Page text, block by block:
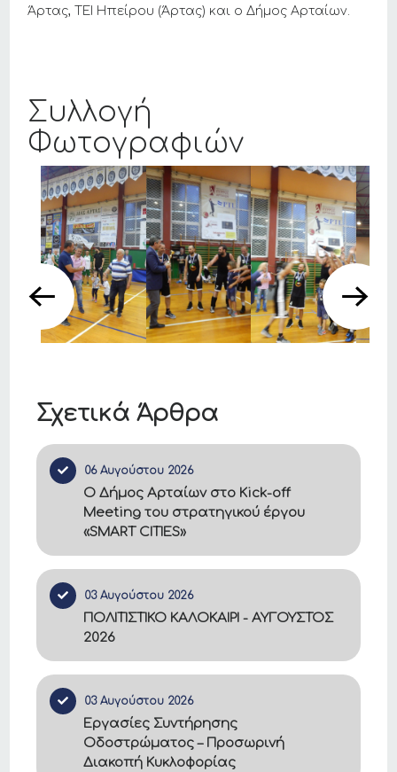
Σχετικά Άρθρα
06 Αυγούστου 2026
Ο Δήμος Αρταίων στο Kick-off
Meeting του στρατηγικού έργου
«SMART CITIES»
03 Αυγούστου 2026
ΠΟΛΙΤΙΣΤΙΚΟ ΚΑΛΟΚΑΙΡΙ - ΑΥΓΟΥΣΤΟΣ
2026
03 Αυγούστου 2026
Εργασίες Συντήρησης
Οδοστρώματος – Προσωρινή
Διακοπή Κυκλοφορίας
Άρτας, ΤΕΙ Ηπείρου (Άρτας) και ο Δήμος Αρταίων.
Συλλογή
Φωτογραφιών